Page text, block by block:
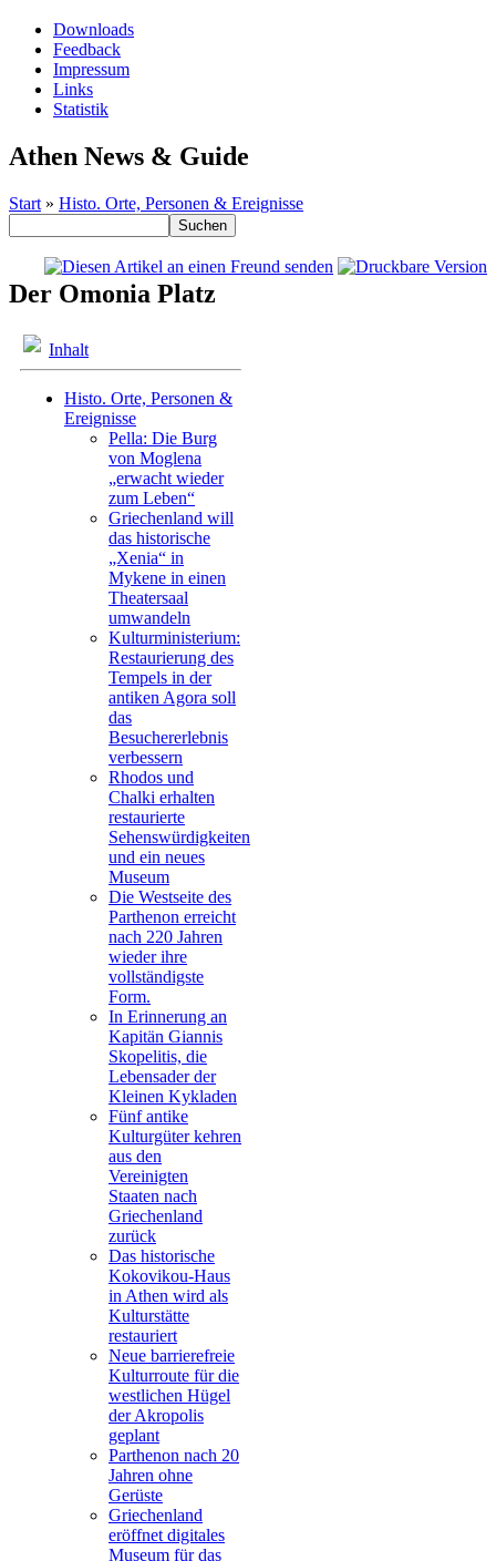
Downloads
Feedback
Impressum
Links
Statistik
Athen News & Guide
Start » Histo. Orte, Personen & Ereignisse
Der Omonia Platz
Inhalt
Histo. Orte, Personen &
Ereignisse
Pella: Die Burg
von Moglena
„erwacht wieder
zum Leben“
Griechenland will
das historische
„Xenia“ in
Mykene in einen
Theatersaal
umwandeln
Kulturministerium:
Restaurierung des
Tempels in der
antiken Agora soll
das
Besuchererlebnis
verbessern
Rhodos und
Chalki erhalten
restaurierte
Sehenswürdigkeiten
und ein neues
Museum
Die Westseite des
Parthenon erreicht
nach 220 Jahren
wieder ihre
vollständigste
Form.
In Erinnerung an
Kapitän Giannis
Skopelitis, die
Lebensader der
Kleinen Kykladen
Fünf antike
Kulturgüter kehren
aus den
Vereinigten
Staaten nach
Griechenland
zurück
Das historische
Kokovikou-Haus
in Athen wird als
Kulturstätte
restauriert
Neue barrierefreie
Kulturroute für die
westlichen Hügel
der Akropolis
geplant
Parthenon nach 20
Jahren ohne
Gerüste
Griechenland
eröffnet digitales
Museum für das